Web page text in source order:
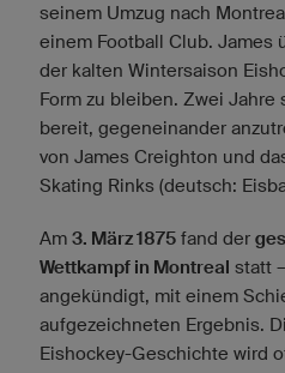
seinem Umzug nach
einem Football Club. James
der kalten Wintersaison
Form zu bleiben. Zwei Jahre
bereit, gegeneinander
von James Creighton und
Skating Rinks (deutsch:
Am 3. März 1875 fand der
Wettkampf in Montreal statt
angekündigt, mit einem
aufgezeichneten Ergebnis.
Eishockey-Geschichte wird